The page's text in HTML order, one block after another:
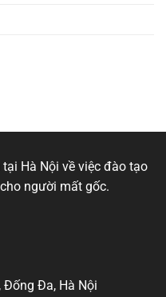
Hà Nội về việc đào tạo
người mất gốc.
Đống Đa, Hà Nội